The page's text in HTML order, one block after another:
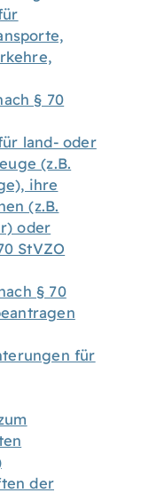
§ 70
land- oder
(z.B.
ihre
(z.B.
oder
StVZO
§ 70
für
der